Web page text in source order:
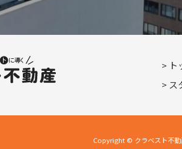
ス
Copyright © クラベスト不動